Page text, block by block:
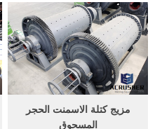
مسحوق ، فإنه لا يمكن فقط
تحسين التوافق بين كل من
المواد المعدنية غير العضوية
والبوليمر عالية العضوية ،
وتعزيز قوة الربط من واجهات ،
وارتفاع ...
مزيج كتلة الاسمنت الحجر
المسحوق